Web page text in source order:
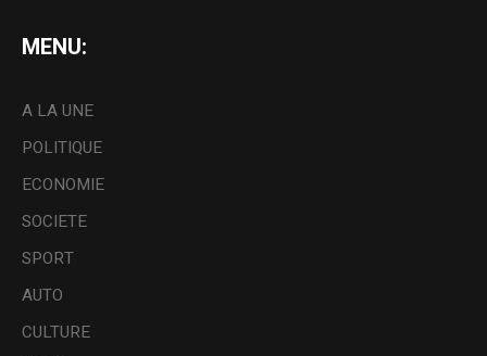
MENU:
A LA UNE
POLITIQUE
ECONOMIE
SOCIETE
SPORT
AUTO
CULTURE